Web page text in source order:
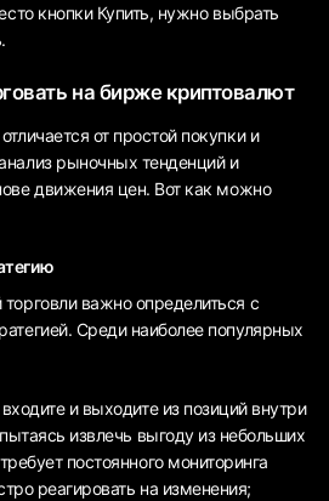
кнопки Купить, нужно выбрать
на бирже криптовалют
от простой покупки и
рыночных тенденций и
движения цен. Вот как можно
важно определиться с
Среди наиболее популярных
и выходите из позиций внутри
извлечь выгоду из небольших
постоянного мониторинга
реагировать на изменения;